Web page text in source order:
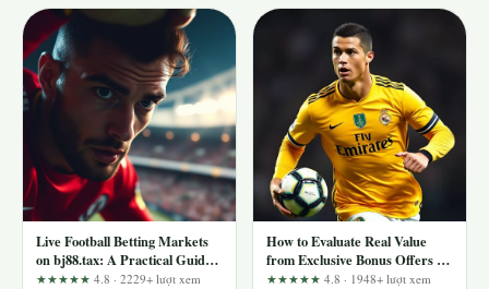
Live Football Betting Markets
on bj88.tax: A Practical Guide
for New Bettors
★★★★★ 4.8 · 2229+ lượt xem
How to Evaluate Real Value
from Exclusive Bonus Offers at
ad88.app
★★★★★ 4.8 · 1948+ lượt xem